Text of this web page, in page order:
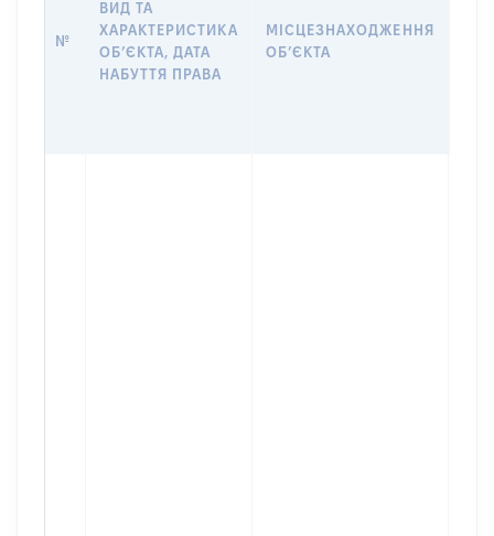
№
ВИД ТА
ХАРАКТЕРИСТИКА
ОБʼЄКТА, ДАТА
НАБУТТЯ ПРАВА
МІСЦЕЗНАХОДЖЕННЯ
ОБʼЄКТА